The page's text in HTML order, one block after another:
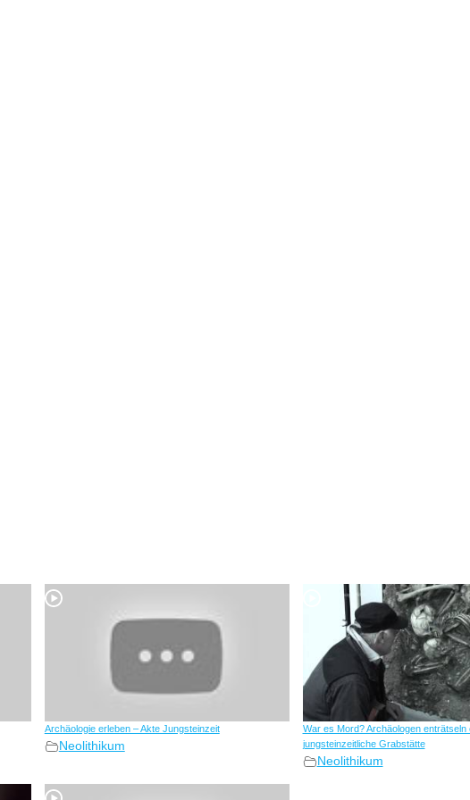
Archäologie erleben – Akte Jungsteinzeit
Neolithikum
War es Mord? Archäologen enträtseln
jungsteinzeitliche Grabstätte
Neolithikum